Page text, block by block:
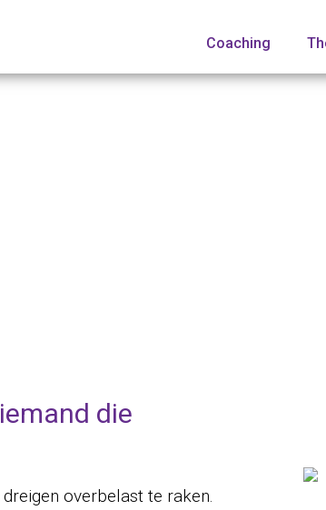
Coaching
die
overbelast te raken.